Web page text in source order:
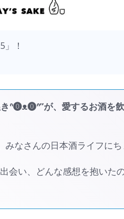
！
ᐢ⓿ᴥ⓿ᐢ”が、愛するお酒を
なさんの日本酒ライフに
会い、どんな感想を抱いた